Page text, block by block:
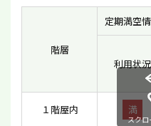
階層
定期満空
利用状況
１階屋内 満
スクロ